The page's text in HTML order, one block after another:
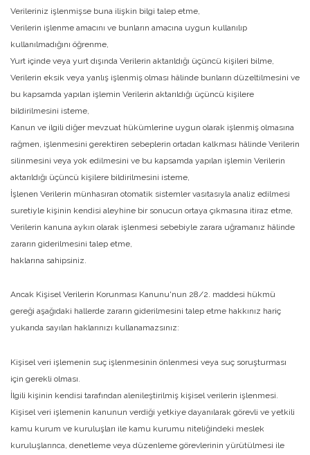
Verileriniz işlenmişse buna ilişkin bilgi talep etme,
Verilerin işlenme amacını ve bunların amacına uygun kullanılıp
kullanılmadığını öğrenme,
Yurt içinde veya yurt dışında Verilerin aktarıldığı üçüncü kişileri bilme,
Verilerin eksik veya yanlış işlenmiş olması hâlinde bunların düzeltilmesini ve
bu kapsamda yapılan işlemin Verilerin aktarıldığı üçüncü kişilere
bildirilmesini isteme,
Kanun ve ilgili diğer mevzuat hükümlerine uygun olarak işlenmiş olmasına
rağmen, işlenmesini gerektiren sebeplerin ortadan kalkması hâlinde Verilerin
silinmesini veya yok edilmesini ve bu kapsamda yapılan işlemin Verilerin
aktarıldığı üçüncü kişilere bildirilmesini isteme,
İşlenen Verilerin münhasıran otomatik sistemler vasıtasıyla analiz edilmesi
suretiyle kişinin kendisi aleyhine bir sonucun ortaya çıkmasına itiraz etme,
Verilerin kanuna aykırı olarak işlenmesi sebebiyle zarara uğramanız hâlinde
zararın giderilmesini talep etme,
haklarına sahipsiniz.
Ancak Kişisel Verilerin Korunması Kanunu'nun 28/2. maddesi hükmü
gereği aşağıdaki hallerde zararın giderilmesini talep etme hakkınız hariç
yukarıda sayılan haklarınızı kullanamazsınız:
Kişisel veri işlemenin suç işlenmesinin önlenmesi veya suç soruşturması
için gerekli olması.
İlgili kişinin kendisi tarafından alenileştirilmiş kişisel verilerin işlenmesi.
Kişisel veri işlemenin kanunun verdiği yetkiye dayanılarak görevli ve yetkili
kamu kurum ve kuruluşları ile kamu kurumu niteliğindeki meslek
kuruluşlarınca, denetleme veya düzenleme görevlerinin yürütülmesi ile